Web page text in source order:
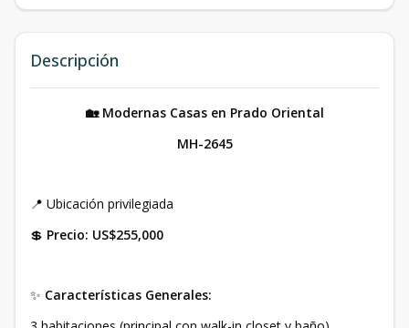
Descripción
🏡 Modernas Casas en Prado Oriental
MH-2645
📍 Ubicación privilegiada
💲 Precio: US$255,000
✨ Características Generales: